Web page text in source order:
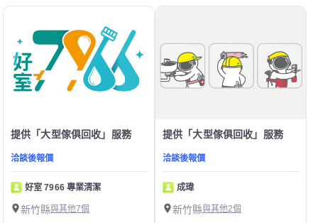
提供「大型傢俱回收」服務
洽談後報價
好室 7966 專業清潔
新竹縣與其他7個
提供「大型傢俱回收」服務
洽談後報價
成瑋
新竹縣與其他2個